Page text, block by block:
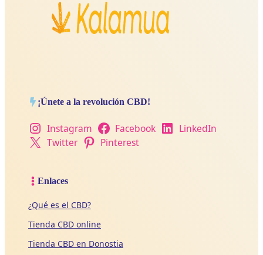
¡Únete a la revolución CBD!
Instagram Facebook
LinkedIn
Twitter
Pinterest
Enlaces
¿Qué es el CBD?
Tienda CBD online
Tienda CBD en Donostia